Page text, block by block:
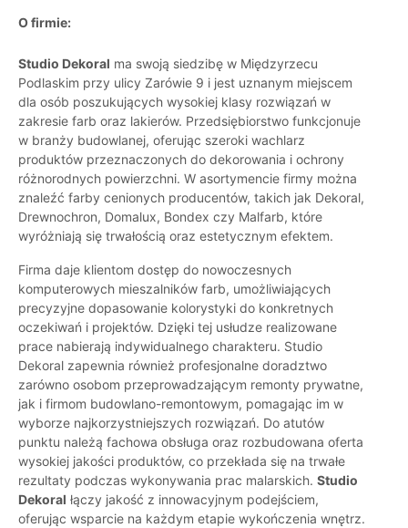
O firmie:
Studio Dekoral ma swoją siedzibę w Międzyrzecu
Podlaskim przy ulicy Zarówie 9 i jest uznanym miejscem
dla osób poszukujących wysokiej klasy rozwiązań w
zakresie farb oraz lakierów. Przedsiębiorstwo funkcjonuje
w branży budowlanej, oferując szeroki wachlarz
produktów przeznaczonych do dekorowania i ochrony
różnorodnych powierzchni. W asortymencie firmy można
znaleźć farby cenionych producentów, takich jak Dekoral,
Drewnochron, Domalux, Bondex czy Malfarb, które
wyróżniają się trwałością oraz estetycznym efektem.
Firma daje klientom dostęp do nowoczesnych
komputerowych mieszalników farb, umożliwiających
precyzyjne dopasowanie kolorystyki do konkretnych
oczekiwań i projektów. Dzięki tej usłudze realizowane
prace nabierają indywidualnego charakteru. Studio
Dekoral zapewnia również profesjonalne doradztwo
zarówno osobom przeprowadzającym remonty prywatne,
jak i firmom budowlano-remontowym, pomagając im w
wyborze najkorzystniejszych rozwiązań. Do atutów
punktu należą fachowa obsługa oraz rozbudowana oferta
wysokiej jakości produktów, co przekłada się na trwałe
rezultaty podczas wykonywania prac malarskich. Studio
Dekoral łączy jakość z innowacyjnym podejściem,
oferując wsparcie na każdym etapie wykończenia wnętrz.